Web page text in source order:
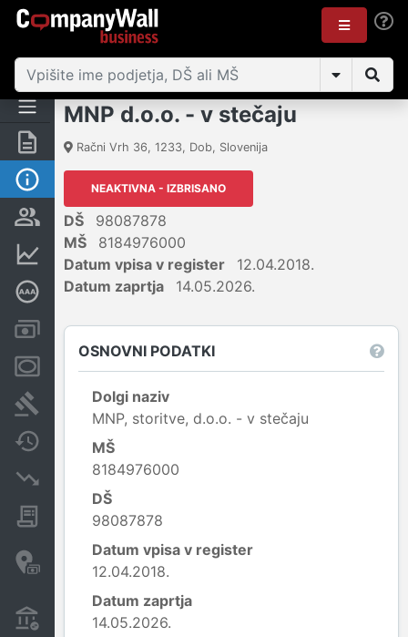
Povzetek
Odgovorne osebe in lastništvo
Poglobljena bonitetna ocena
Računi in blokade
Sodni postopki
Spremembe
Insolvenčni postopki
Javna naročila
Davčne oaze in sumljive
transakcije
Transakcije iz državnega
proračuna
MNP d.o.o. - v stečaju
Račni Vrh 36, 1233, Dob, Slovenija
NEAKTIVNA - IZBRISANO
DŠ
98087878
MŠ
8184976000
Datum vpisa v register
12.04.2018.
Datum zaprtja
14.05.2026.
OSNOVNI PODATKI
Dolgi naziv
MNP, storitve, d.o.o. - v stečaju
MŠ
8184976000
DŠ
98087878
Datum vpisa v register
12.04.2018.
Datum zaprtja
14.05.2026.